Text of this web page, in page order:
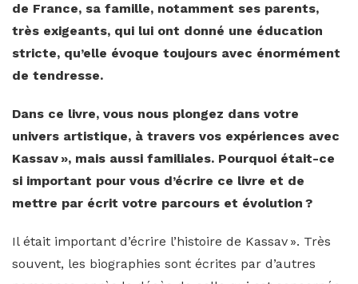
de France, sa famille, notamment ses parents,
très exigeants, qui lui ont donné une éducation
stricte, qu’elle évoque toujours avec énormément
de tendresse.
Dans ce livre, vous nous plongez dans votre
univers artistique, à travers vos expériences avec
Kassav », mais aussi familiales. Pourquoi était-ce
si important pour vous d’écrire ce livre et de
mettre par écrit votre parcours et évolution ?
Il était important d’écrire l’histoire de Kassav ». Très
souvent, les biographies sont écrites par d’autres